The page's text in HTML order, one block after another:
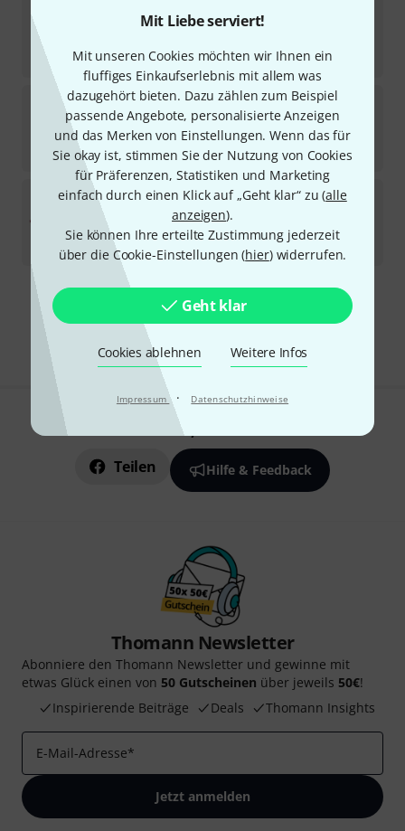
Mit Liebe serviert!
Mit unseren Cookies möchten wir Ihnen ein
fluffiges Einkaufserlebnis mit allem was
dazugehört bieten. Dazu zählen zum Beispiel
passende Angebote, personalisierte Anzeigen
und das Merken von Einstellungen. Wenn das für
Sie okay ist, stimmen Sie der Nutzung von Cookies
für Präferenzen, Statistiken und Marketing
einfach durch einen Klick auf „Geht klar“ zu (alle
anzeigen).
Sie können Ihre erteilte Zustimmung jederzeit
über die Cookie-Einstellungen (hier) widerrufen.
Geht klar
Cookies ablehnen Weitere Infos
Impressum · Datenschutzhinweise
13
89€
StairvilleCEE Caravan Cable 2,5mm² 5m
4
Sofort lieferbar
29€
StairvilleHoist Power Cable 4x2.5mm² 5m
Sofort lieferbar
38€
Kostenloser Versand ab 29 €
Alle Preise inkl. MwSt.
Gefällt Ihnen, was Sie sehen?
Teilen Hilfe & Feedback
Thomann Newsletter
Abonniere den Thomann Newsletter und gewinne mit
etwas Glück einen von 50 Gutscheinen über jeweils 50€!
Inspirierende Beiträge
Deals Thomann Insights
E-Mail-Adresse*
Jetzt anmelden